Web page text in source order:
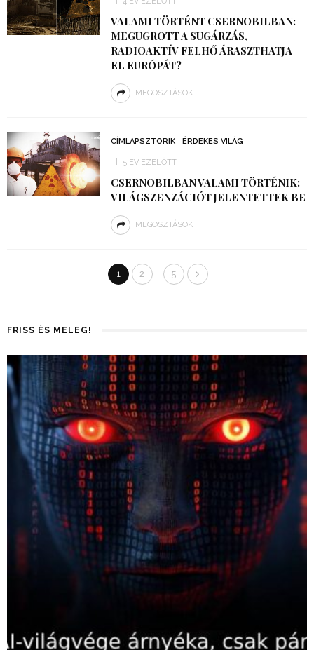
VALAMI TÖRTÉNT CSERNOBILBAN:
MEGUGROTT A SUGÁRZÁS,
RADIOAKTÍV FELHŐ ÁRASZTHATJA
EL EURÓPÁT?
MEGOSZTÁSOK
CÍMLAPSZTORIK ÉRDEKES VILÁG
5 ÉV EZELŐTT
CSERNOBILBAN VALAMI TÖRTÉNIK:
VILÁGSZENZÁCIÓT JELENTETTEK BE
MEGOSZTÁSOK
1 2 … 5
FRISS ÉS MELEG!